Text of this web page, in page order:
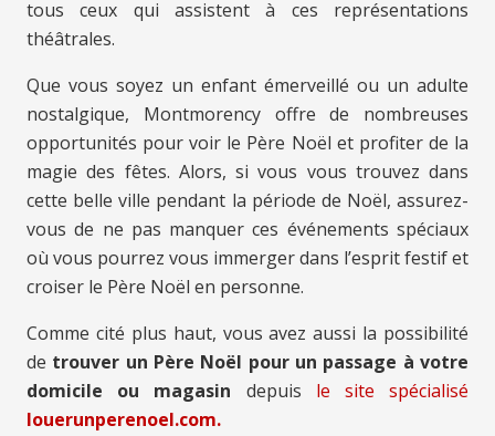
tous ceux qui assistent à ces représentations
théâtrales.
Que vous soyez un enfant émerveillé ou un adulte
nostalgique, Montmorency offre de nombreuses
opportunités pour voir le Père Noël et profiter de la
magie des fêtes. Alors, si vous vous trouvez dans
cette belle ville pendant la période de Noël, assurez-
vous de ne pas manquer ces événements spéciaux
où vous pourrez vous immerger dans l’esprit festif et
croiser le Père Noël en personne.
Comme cité plus haut, vous avez aussi la possibilité
de trouver un Père Noël pour un passage à votre
domicile ou magasin depuis le site spécialisé
louerunperenoel.com.